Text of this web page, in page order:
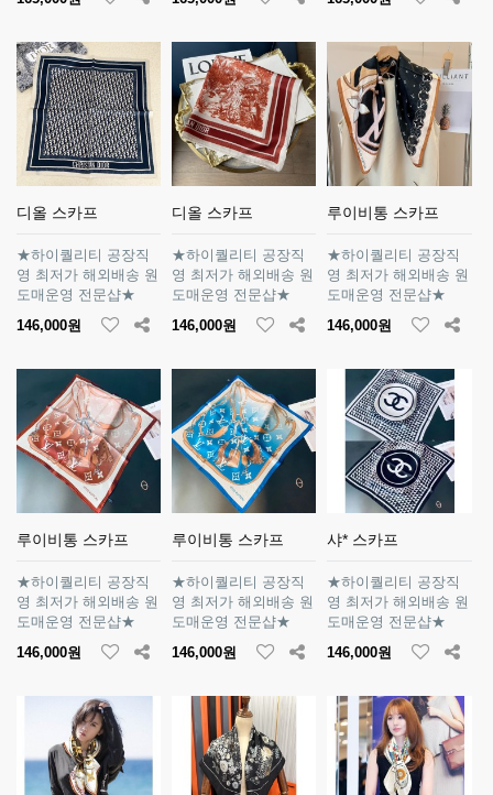
디올 스카프
★하이퀄리티 공장직
영 최저가 해외배송 원
도매운영 전문샵★
146,000원
디올 스카프
★하이퀄리티 공장직
영 최저가 해외배송 원
도매운영 전문샵★
146,000원
루이비통 스카프
★하이퀄리티 공장직
영 최저가 해외배송 원
도매운영 전문샵★
146,000원
루이비통 스카프
★하이퀄리티 공장직
영 최저가 해외배송 원
도매운영 전문샵★
146,000원
루이비통 스카프
★하이퀄리티 공장직
영 최저가 해외배송 원
도매운영 전문샵★
146,000원
샤* 스카프
★하이퀄리티 공장직
영 최저가 해외배송 원
도매운영 전문샵★
146,000원